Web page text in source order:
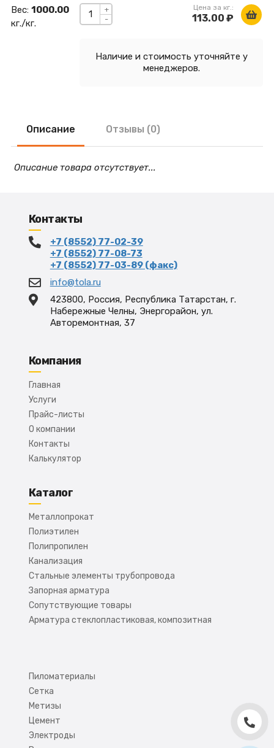
-
+ Цена за кг.:
113.00 ₽
Наличие и стоимость уточняйте у
менеджеров.
Вес: 1000.00
кг./кг.
Описание Отзывы (0)
Описание товара отсутствует...
Контакты
+7 (8552) 77-02-39
+7 (8552) 77-08-73
+7 (8552) 77-03-89 (факс)
info@tola.ru
423800, Россия, Республика Татарстан, г.
Набережные Челны, Энергорайон, ул.
Авторемонтная, 37
Компания
Главная
Услуги
Прайс-листы
О компании
Контакты
Калькулятор
Каталог
Металлопрокат
Полиэтилен
Полипропилен
Канализация
Стальные элементы трубопровода
Запорная арматура
Сопутствующие товары
Арматура стеклопластиковая, композитная
Пиломатериалы
Сетка
Метизы
Цемент
Электроды